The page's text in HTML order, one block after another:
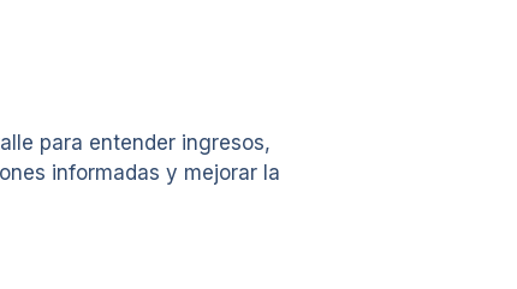
para entender ingresos,
informadas y mejorar la